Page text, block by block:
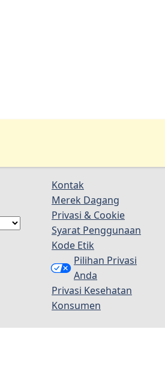
Kontak
Merek Dagang
Privasi & Cookie
Syarat Penggunaan
Kode Etik
Pilihan Privasi
Anda
Privasi Kesehatan
Konsumen